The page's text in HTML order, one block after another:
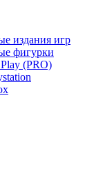
издания игр
фигурки
(PRO)